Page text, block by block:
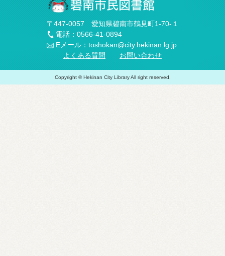
〒447-0057 愛知県碧南市鶴見町1-70-１
電話：0566-41-0894
Eメール：toshokan@city.hekinan.lg.jp
よくある質問
お問い合わせ
Copyright © Hekinan City Library All right reserved.